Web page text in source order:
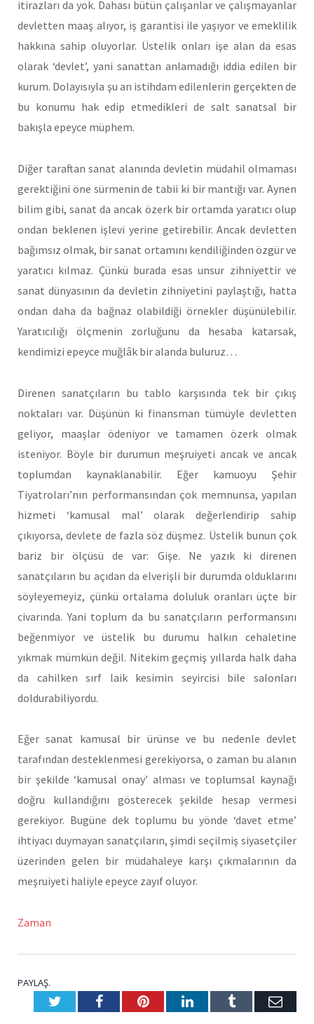
itirazları da yok. Dahası bütün çalışanlar ve çalışmayanlar
devletten maaş alıyor, iş garantisi ile yaşıyor ve emeklilik
hakkına sahip oluyorlar. Üstelik onları işe alan da esas
olarak ‘devlet’, yani sanattan anlamadığı iddia edilen bir
kurum. Dolayısıyla şu an istihdam edilenlerin gerçekten de
bu konumu hak edip etmedikleri de salt sanatsal bir
bakışla epeyce müphem.
Diğer taraftan sanat alanında devletin müdahil olmaması
gerektiğini öne sürmenin de tabii ki bir mantığı var. Aynen
bilim gibi, sanat da ancak özerk bir ortamda yaratıcı olup
ondan beklenen işlevi yerine getirebilir. Ancak devletten
bağımsız olmak, bir sanat ortamını kendiliğinden özgür ve
yaratıcı kılmaz. Çünkü burada esas unsur zihniyettir ve
sanat dünyasının da devletin zihniyetini paylaştığı, hatta
ondan daha da bağnaz olabildiği örnekler düşünülebilir.
Yaratıcılığı ölçmenin zorluğunu da hesaba katarsak,
kendimizi epeyce muğlâk bir alanda buluruz…
Direnen sanatçıların bu tablo karşısında tek bir çıkış
noktaları var. Düşünün ki finansman tümüyle devletten
geliyor, maaşlar ödeniyor ve tamamen özerk olmak
isteniyor. Böyle bir durumun meşruiyeti ancak ve ancak
toplumdan kaynaklanabilir. Eğer kamuoyu Şehir
Tiyatroları’nın performansından çok memnunsa, yapılan
hizmeti ‘kamusal mal’ olarak değerlendirip sahip
çıkıyorsa, devlete de fazla söz düşmez. Üstelik bunun çok
bariz bir ölçüsü de var: Gişe. Ne yazık ki direnen
sanatçıların bu açıdan da elverişli bir durumda olduklarını
söyleyemeyiz, çünkü ortalama doluluk oranları üçte bir
civarında. Yani toplum da bu sanatçıların performansını
beğenmiyor ve üstelik bu durumu halkın cehaletine
yıkmak mümkün değil. Nitekim geçmiş yıllarda halk daha
da cahilken sırf laik kesimin seyircisi bile salonları
doldurabiliyordu.
Eğer sanat kamusal bir ürünse ve bu nedenle devlet
tarafından desteklenmesi gerekiyorsa, o zaman bu alanın
bir şekilde ‘kamusal onay’ alması ve toplumsal kaynağı
doğru kullandığını gösterecek şekilde hesap vermesi
gerekiyor. Bugüne dek toplumu bu yönde ‘davet etme’
ihtiyacı duymayan sanatçıların, şimdi seçilmiş siyasetçiler
üzerinden gelen bir müdahaleye karşı çıkmalarının da
meşruiyeti haliyle epeyce zayıf oluyor.
Zaman
PAYLAŞ.
TwitterFacebookPinterestLinkedInTumblr E-